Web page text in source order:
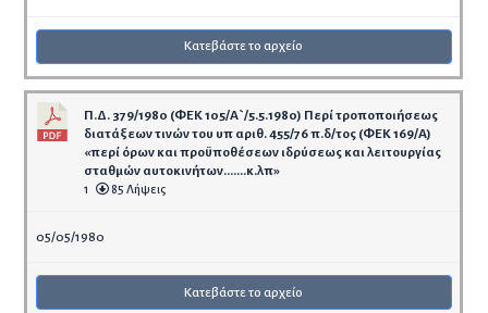
Κατεβάστε το αρχείο
Π.Δ. 379/1980 (ΦΕΚ 105/Α`/5.5.1980) Περί τροποποιήσεως
διατάξεων τινών του υπ αριθ. 455/76 π.δ/τος (ΦΕΚ 169/Α)
«περί όρων και προϋποθέσεων ιδρύσεως και λειτουργίας
σταθμών αυτοκινήτων…….κ.λπ»
1 85 Λήψεις
05/05/1980
Κατεβάστε το αρχείο